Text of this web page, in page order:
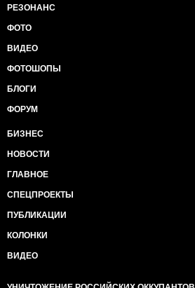
РЕЗОНАНС
ФОТО
ВИДЕО
ФОТОШОПЫ
БЛОГИ
ФОРУМ
БИЗНЕС
НОВОСТИ
ГЛАВНОЕ
СПЕЦПРОЕКТЫ
ПУБЛИКАЦИИ
КОЛОНКИ
ВИДЕО